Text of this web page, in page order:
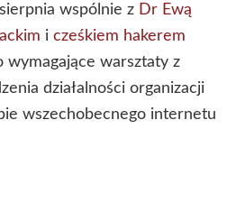
wspólnie z Dr Ewą
i cześkiem hakerem
wymagające warsztaty z
działalności organizacji
wszechobecnego internetu